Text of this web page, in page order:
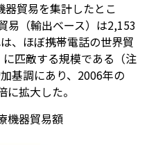
貿易を集計したとこ
易（輸出ベース）は2,153
、ほぼ携帯電話の世界貿
匹敵する規模である（注
基調にあり、2006年の
拡大した。
機器貿易額